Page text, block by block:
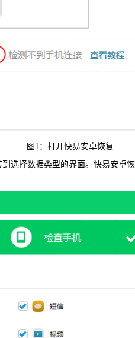
图1：打开快易安卓恢复
择数据类型的界面。快易安卓恢